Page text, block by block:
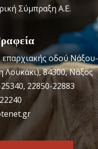
Σύμπραξη Α.Ε.
επαρχιακής οδού Νάξου-
Λουκάκι), 84300, Νάξος
22850-22883